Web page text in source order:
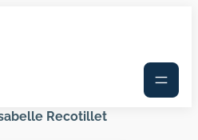
Recotillet